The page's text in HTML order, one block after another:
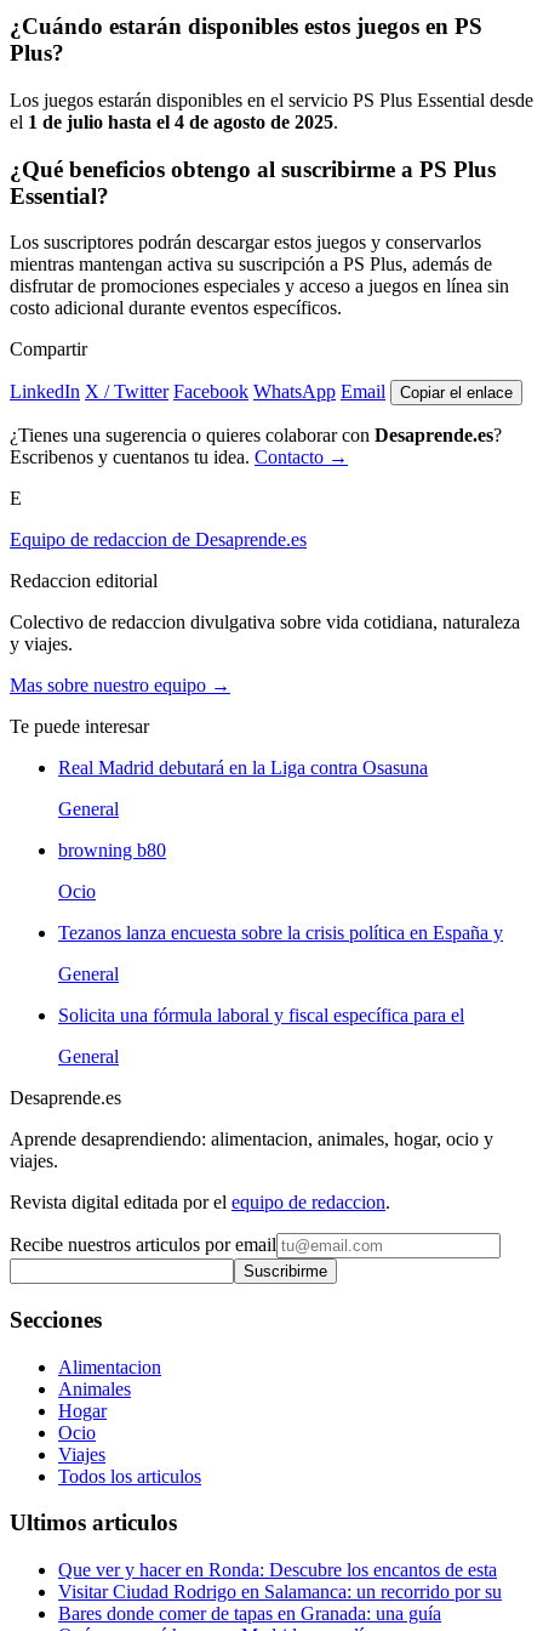
¿Cuándo estarán disponibles estos juegos en PS
Plus?
Los juegos estarán disponibles en el servicio PS Plus Essential desde
el 1 de julio hasta el 4 de agosto de 2025.
¿Qué beneficios obtengo al suscribirme a PS Plus
Essential?
Los suscriptores podrán descargar estos juegos y conservarlos
mientras mantengan activa su suscripción a PS Plus, además de
disfrutar de promociones especiales y acceso a juegos en línea sin
costo adicional durante eventos específicos.
Compartir
LinkedIn X / Twitter Facebook WhatsApp Email Copiar el enlace
¿Tienes una sugerencia o quieres colaborar con Desaprende.es?
Escribenos y cuentanos tu idea. Contacto →
E
Equipo de redaccion de Desaprende.es
Redaccion editorial
Colectivo de redaccion divulgativa sobre vida cotidiana, naturaleza
y viajes.
Mas sobre nuestro equipo →
Te puede interesar
Real Madrid debutará en la Liga contra Osasuna
General
browning b80
Ocio
Tezanos lanza encuesta sobre la crisis política en España y
General
Solicita una fórmula laboral y fiscal específica para el
General
Desaprende.es
Aprende desaprendiendo: alimentacion, animales, hogar, ocio y
viajes.
Revista digital editada por el equipo de redaccion.
Recibe nuestros articulos por email
Suscribirme
Secciones
Alimentacion
Animales
Hogar
Ocio
Viajes
Todos los articulos
Ultimos articulos
Que ver y hacer en Ronda: Descubre los encantos de esta
Visitar Ciudad Rodrigo en Salamanca: un recorrido por su
Bares donde comer de tapas en Granada: una guía